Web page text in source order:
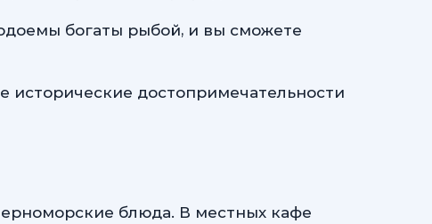
богаты рыбой, и вы сможете
исторические достопримечательности
блюда. В местных кафе